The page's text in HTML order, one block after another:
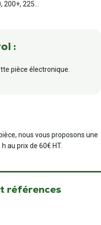
225...
:
pièce électronique.
nous vous proposons une
au prix de 60€ HT.
références